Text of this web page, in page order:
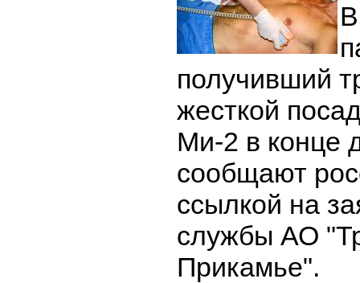
получивший
жесткой
Ми-2 в конце
сообщают
ссылкой на
службы АО
Прикамье".